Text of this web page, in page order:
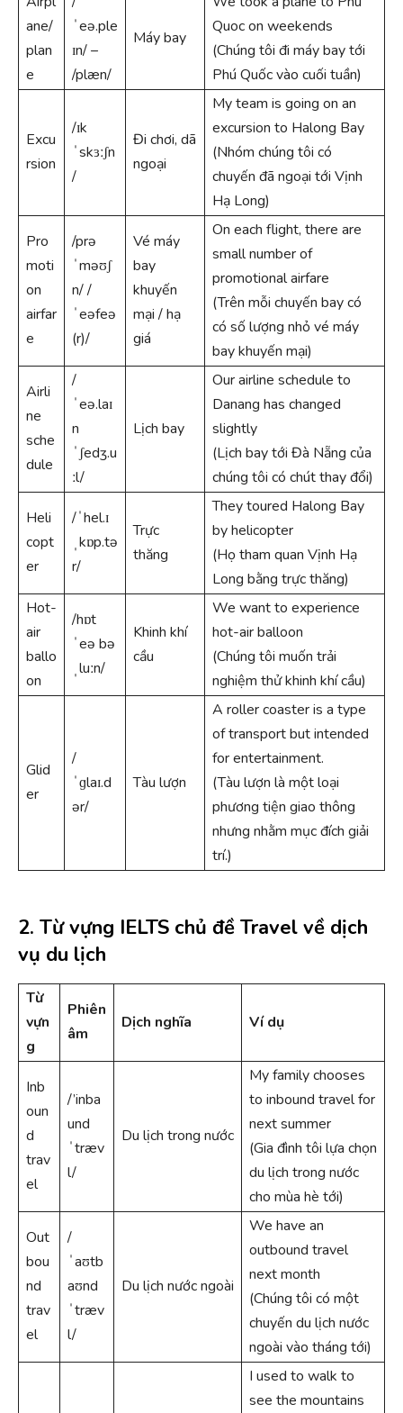
ane/
plan
e
ˈeə.ple
ɪn/ –
/plæn/
Máy bay
Quoc on weekends
(Chúng tôi đi máy bay tới
Phú Quốc vào cuối tuần)
Excu
rsion
/ɪk
ˈskɜːʃn
/
Đi chơi, dã
ngoại
My team is going on an
excursion to Halong Bay
(Nhóm chúng tôi có
chuyến đã ngoại tới Vịnh
Hạ Long)
Pro
moti
on
airfar
e
/prə
ˈməʊʃ
n/ /
ˈeəfeə
(r)/
Vé máy
bay
khuyến
mại / hạ
giá
On each flight, there are
small number of
promotional airfare
(Trên mỗi chuyến bay có
có số lượng nhỏ vé máy
bay khuyến mại)
Airli
ne
sche
dule
/
ˈeə.laɪ
n
ˈʃedʒ.u
ːl/
Lịch bay
Our airline schedule to
Danang has changed
slightly
(Lịch bay tới Đà Nẵng của
chúng tôi có chút thay đổi)
Heli
copt
er
/ˈhel.ɪ
ˌkɒp.tə
r/
Trực
thăng
They toured Halong Bay
by helicopter
(Họ tham quan Vịnh Hạ
Long bằng trực thăng)
Hot-
air
ballo
on
/hɒt
ˈeə bə
ˌluːn/
Khinh khí
cầu
We want to experience
hot-air balloon
(Chúng tôi muốn trải
nghiệm thử khinh khí cầu)
Glid
er
/
ˈɡlaɪ.d
ər/
Tàu lượn
A roller coaster is a type
of transport but intended
for entertainment.
(Tàu lượn là một loại
phương tiện giao thông
nhưng nhằm mục đích giải
trí.)
2. Từ vựng IELTS chủ đề Travel về dịch
vụ du lịch
Từ
vựn
g
Phiên
âm
Dịch nghĩa Ví dụ
Inb
oun
d
trav
el
/’inba
und
ˈtræv
l/
Du lịch trong nước
My family chooses
to inbound travel for
next summer
(Gia đình tôi lựa chọn
du lịch trong nước
cho mùa hè tới)
Out
bou
nd
trav
el
/
ˈaʊtb
aʊnd
ˈtræv
l/
Du lịch nước ngoài
We have an
outbound travel
next month
(Chúng tôi có một
chuyến du lịch nước
ngoài vào tháng tới)
I used to walk to
see the mountains